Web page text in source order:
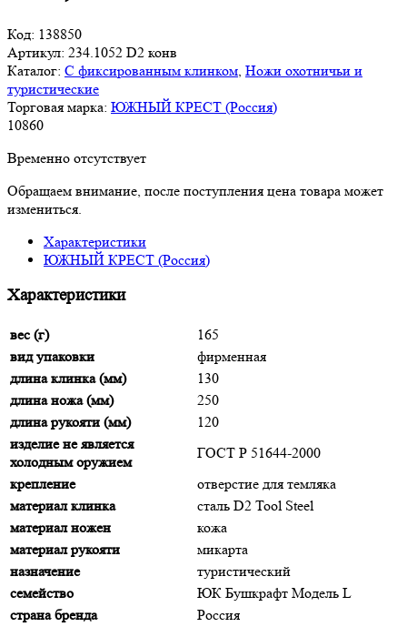
Код: 138850
Артикул: 234.1052 D2 конв
Каталог: С фиксированным клинком Ножи охотничьи и
туристические
Торговая марка: ЮЖНЫЙ КРЕСТ (Россия)
10860
Временно отсутствует
Обращаем внимание, после поступления цена товара может
измениться.
Характеристики
ЮЖНЫЙ КРЕСТ (Россия)
Характеристики
вес (г)
165
вид упаковки
фирменная
длина клинка (мм)
130
длина ножа (мм)
250
длина рукояти (мм)
120
изделие не является
холодным оружием
ГОСТ Р 51644-2000
крепление
отверстие для темляка
материал клинка
сталь D2 Tool Steel
материал ножен
кожа
материал рукояти
микарта
назначение
туристический
семейство
ЮК Бушкрафт Модель L
страна бренда
Россия